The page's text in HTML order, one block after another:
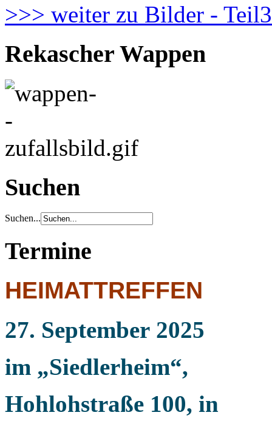
>>> weiter zu Bilder - Teil3
Rekascher Wappen
Suchen
Suchen...
Termine
HEIMATTREFFEN
27. September 2025
im „Siedlerheim“,
Hohlohstraße 100, in